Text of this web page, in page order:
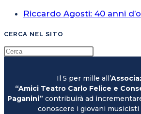
Riccardo Agosti: 40 anni
CERCA NEL SITO
Il 5 per mille all’
“Amici Teatro Carlo Felice e
Paganini” contribuirà ad
conoscere i giovani